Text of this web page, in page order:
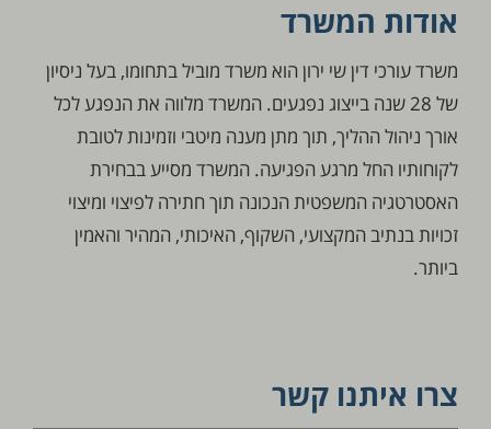
אודות המשרד
משרד עורכי דין שי ירון הוא משרד מוביל בתחומו, בעל ניסיון
של 28 שנה בייצוג נפגעים. המשרד מלווה את הנפגע לכל
אורך ניהול ההליך, תוך מתן מענה מיטבי וזמינות לטובת
לקוחותיו החל מרגע הפגיעה. המשרד מסייע בבחירת
האסטרטגיה המשפטית הנכונה תוך חתירה לפיצוי ומיצוי
זכויות בנתיב המקצועי, השקוף, האיכותי, המהיר והאמין
ביותר.
צרו איתנו קשר